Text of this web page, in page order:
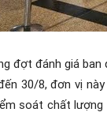
đợt đánh giá
30/8, đơn vị
soát chất